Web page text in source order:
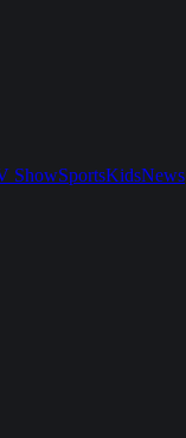
ShowSportsKidsNews